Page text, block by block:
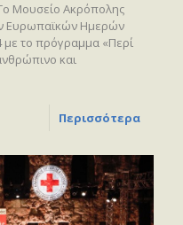
Μουσείο Ακρόπολης
Ευρωπαϊκών Ημερών
με το πρόγραμμα «Περί
και
Περισσότερα